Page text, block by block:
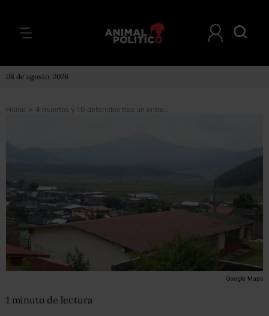
08 de agosto, 2026
Home > 4 muertos y 10 detenidos tras un enfrentamiento entre policías y comuneros en Michoacán
Google Maps
1 minuto de lectura